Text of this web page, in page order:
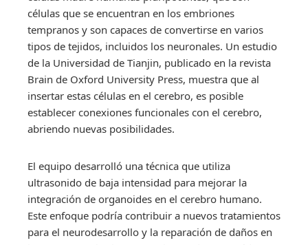
células que se encuentran en los embriones
tempranos y son capaces de convertirse en varios
tipos de tejidos, incluidos los neuronales. Un estudio
de la Universidad de Tianjin, publicado en la revista
Brain de Oxford University Press, muestra que al
insertar estas células en el cerebro, es posible
establecer conexiones funcionales con el cerebro,
abriendo nuevas posibilidades.
El equipo desarrolló una técnica que utiliza
ultrasonido de baja intensidad para mejorar la
integración de organoides en el cerebro humano.
Este enfoque podría contribuir a nuevos tratamientos
para el neurodesarrollo y la reparación de daños en